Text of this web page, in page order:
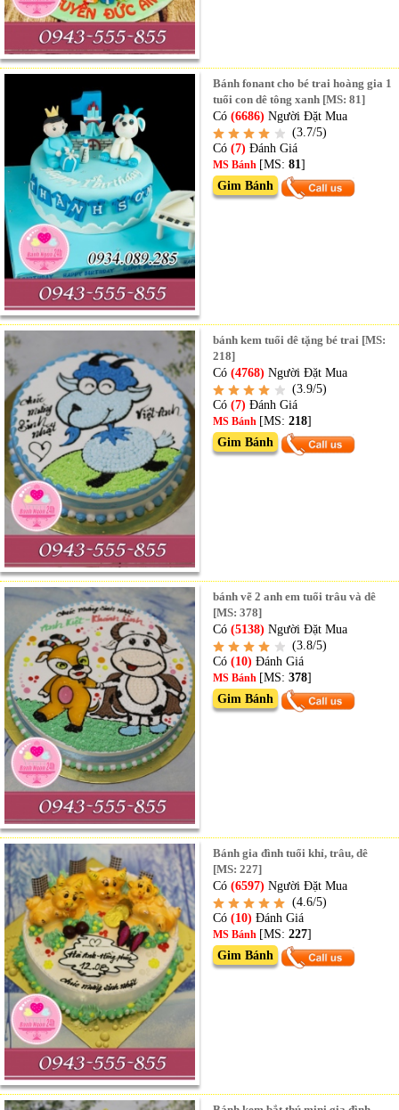
Bánh fonant cho bé trai hoàng gia 1
tuổi con dê tông xanh [MS: 81]
Có(6686) Người Đặt Mua
(3.7/5)
Có (7)Đánh Giá
MS Bánh [MS:81]
Gim Bánh
bánh kem tuổi dê tặng bé trai [MS:
218]
Có(4768) Người Đặt Mua
(3.9/5)
Có (7)Đánh Giá
MS Bánh [MS:218]
Gim Bánh
bánh vẽ 2 anh em tuổi trâu và dê
[MS: 378]
Có(5138) Người Đặt Mua
(3.8/5)
Có (10)Đánh Giá
MS Bánh [MS:378]
Gim Bánh
Bánh gia đình tuổi khỉ, trâu, dê
[MS: 227]
Có(6597) Người Đặt Mua
(4.6/5)
Có (10)Đánh Giá
MS Bánh [MS:227]
Gim Bánh